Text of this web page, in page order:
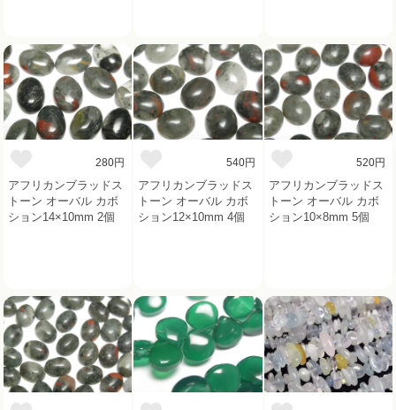
280円
アフリカンブラッドス
トーン オーバル カボ
ション14×10mm 2個
540円
アフリカンブラッドス
トーン オーバル カボ
ション12×10mm 4個
520円
アフリカンブラッドス
トーン オーバル カボ
ション10×8mm 5個